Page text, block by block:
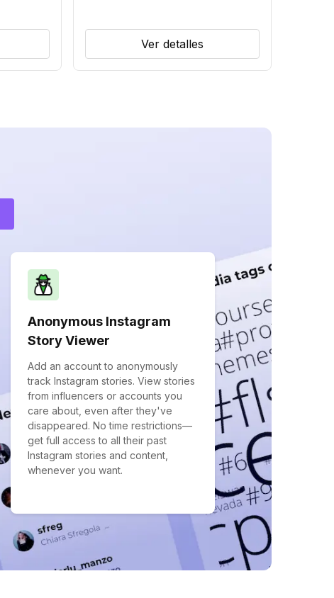
Ver detalles
Anonymous Instagram
Story Viewer
Add an account to anonymously
track Instagram stories. View stories
from influencers or accounts you
care about, even after they've
disappeared. No time restrictions—
get full access to all their past
Instagram stories and content,
whenever you want.